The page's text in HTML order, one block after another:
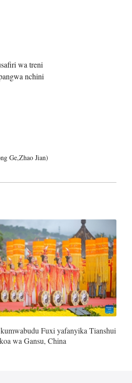
wa treni
nchini
Ge,Zhao Jian)
Fuxi yafanyika Tianshui
wa Gansu, China